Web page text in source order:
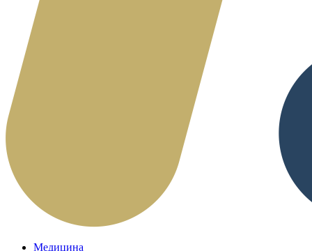
Медицина